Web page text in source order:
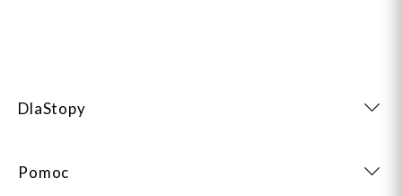
DlaStopy
Pomoc